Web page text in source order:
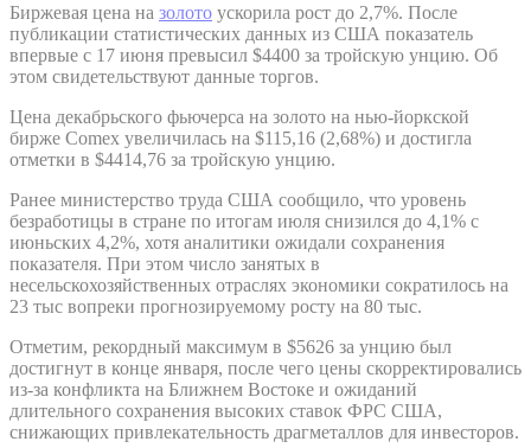
Биржевая цена на золото ускорила рост до 2,7%. После
публикации статистических данных из США показатель
впервые с 17 июня превысил $4400 за тройскую унцию. Об
этом свидетельствуют данные торгов.
Цена декабрьского фьючерса на золото на нью-йоркской
бирже Comex увеличилась на $115,16 (2,68%) и достигла
отметки в $4414,76 за тройскую унцию.
Ранее министерство труда США сообщило, что уровень
безработицы в стране по итогам июля снизился до 4,1% с
июньских 4,2%, хотя аналитики ожидали сохранения
показателя. При этом число занятых в
несельскохозяйственных отраслях экономики сократилось на
23 тыс вопреки прогнозируемому росту на 80 тыс.
Отметим, рекордный максимум в $5626 за унцию был
достигнут в конце января, после чего цены скорректировались
из-за конфликта на Ближнем Востоке и ожиданий
длительного сохранения высоких ставок ФРС США,
снижающих привлекательность драгметаллов для инвесторов.